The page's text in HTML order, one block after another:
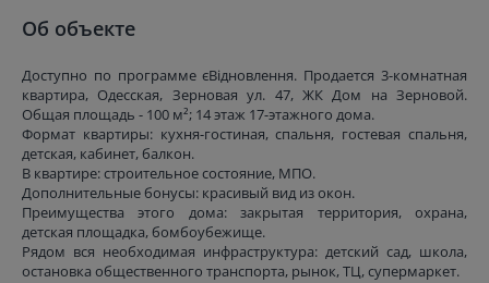
Об объекте
Доступно по программе єВідновлення. Продается 3-комнатная
квартира, Одесская, Зерновая ул. 47, ЖК Дом на Зерновой.
Общая площадь - 100 м²; 14 этаж 17-этажного дома.
Формат квартиры: кухня-гостиная, спальня, гостевая спальня,
детская, кабинет, балкон.
В квартире: строительное состояние, МПО.
Дополнительные бонусы: красивый вид из окон.
Преимущества этого дома: закрытая территория, охрана,
детская площадка, бомбоубежище.
Рядом вся необходимая инфраструктура: детский сад, школа,
остановка общественного транспорта, рынок, ТЦ, супермаркет.